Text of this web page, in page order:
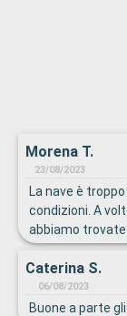
Morena T.
23/08/2023
La nave è
condizioni. A
abbiamo
Caterina S.
06/08/2023
Buone a parte